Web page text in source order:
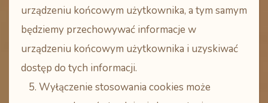
urządzeniu końcowym użytkownika, a tym samym
będziemy przechowywać informacje w
urządzeniu końcowym użytkownika i uzyskiwać
dostęp do tych informacji.
Wyłączenie stosowania cookies może